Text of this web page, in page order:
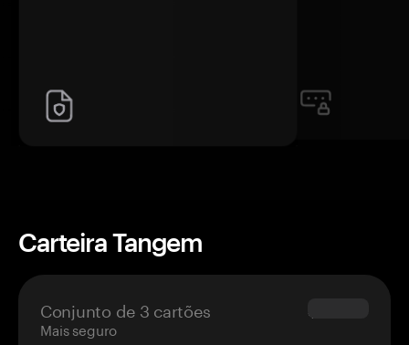
Carteira Tangem
Conjunto de 3 cartões
Mais seguro
$69.90